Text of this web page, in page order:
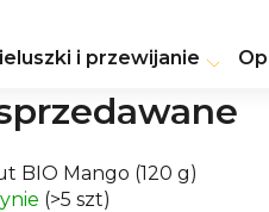
i przewijanie
BIO Mango (120 g)
(>5 szt)